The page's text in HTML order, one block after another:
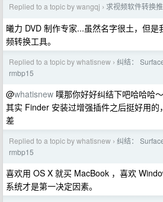
Replied to a topic by wangqj › 求视频软件转换
曦力 DVD 制作专家...虽然名字很土，但
频转换工具。
Replied to a topic by whatisnew › 纠结：
rmbp15
@whatisnew 噗那你好好纠结下吧哈哈哈
其实 Finder 安装过增强插件之后挺好用
差
Replied to a topic by whatisnew › 纠结：
rmbp15
喜欢用 OS X 就买 MacBook ，喜欢
系统才是第一决定因素。